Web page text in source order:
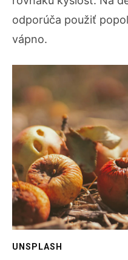
odporúča použiť
vápno.
UNSPLASH